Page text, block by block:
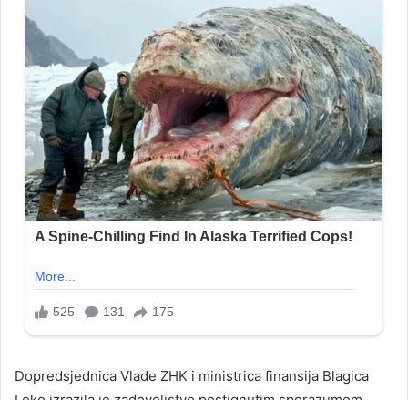
Dopredsjednica Vlade ZHK i ministrica finansija Blagica